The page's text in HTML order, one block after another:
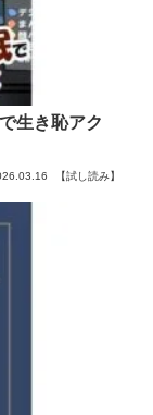
生き恥アク
【試し読み】